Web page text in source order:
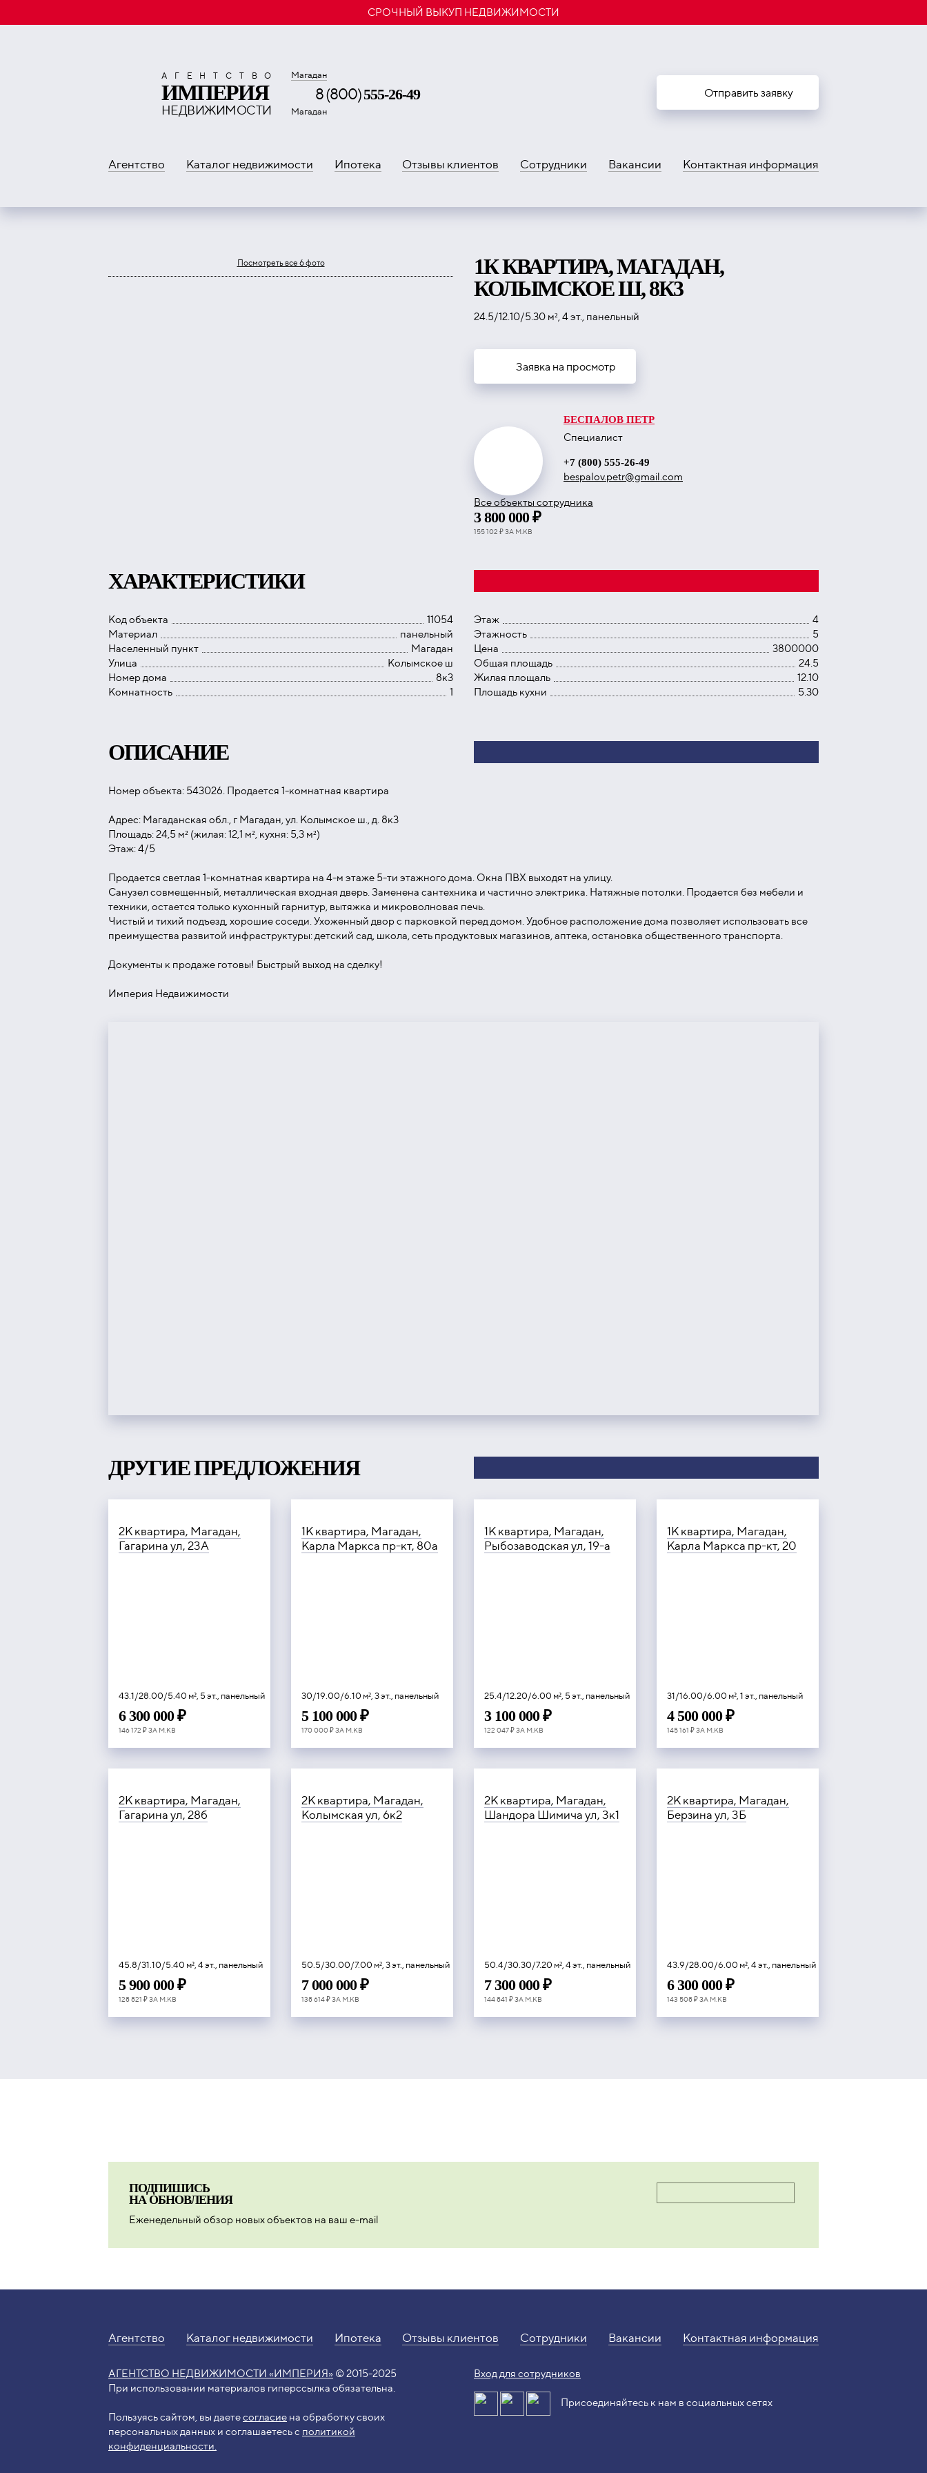
СРОЧНЫЙ ВЫКУП НЕДВИЖИМОСТИ
АГЕНТСТВО
ИМПЕРИЯ
НЕДВИЖИМОСТИ
Магадан
8 (800)555-26-49
Магадан
Отправить заявку
Агентство Каталог недвижимости Ипотека Отзывы клиентов Сотрудники Вакансии Контактная информация
Посмотреть все 6 фото
1К КВАРТИРА, МАГАДАН,
КОЛЫМСКОЕ Ш, 8К3
24.5/12.10/5.30 м², 4 эт., панельный
3 800 000 ₽
155 102 ₽ ЗА М.КВ
Заявка на просмотр
БЕСПАЛОВ ПЕТР
Специалист
+7 (800) 555-26-49
bespalov.petr@gmail.com
Все объекты сотрудника
ХАРАКТЕРИСТИКИ
Код объекта
11054
Материал
панельный
Населенный пункт
Магадан
Улица
Колымское ш
Номер дома
8к3
Комнатность
1
Этаж
4
Этажность
5
Цена
3800000
Общая площадь
24.5
Жилая площаль
12.10
Площадь кухни
5.30
ОПИСАНИЕ
Номер объекта: 543026. Продается 1-комнатная квартира
Адрес: Магаданская обл., г Магадан, ул. Колымское ш., д. 8к3
Площадь: 24,5 м² (жилая: 12,1 м², кухня: 5,3 м²)
Этаж: 4/5
Продается светлая 1-комнатная квартира на 4-м этаже 5-ти этажного дома. Окна ПВХ выходят на улицу.
Санузел совмещенный, металлическая входная дверь. Заменена сантехника и частично электрика. Натяжные потолки. Продается без мебели и
техники, остается только кухонный гарнитур, вытяжка и микроволновая печь.
Чистый и тихий подъезд, хорошие соседи. Ухоженный двор с парковкой перед домом. Удобное расположение дома позволяет использовать все
преимущества развитой инфраструктуры: детский сад, школа, сеть продуктовых магазинов, аптека, остановка общественного транспорта.
Документы к продаже готовы! Быстрый выход на сделку!
Империя Недвижимости
ДРУГИЕ ПРЕДЛОЖЕНИЯ
2К квартира, Магадан,
Гагарина ул, 23А
43.1/28.00/5.40 м², 5 эт., панельный
6 300 000 ₽
146 172 ₽ ЗА М.КВ
1К квартира, Магадан,
Карла Маркса пр-кт, 80а
30/19.00/6.10 м², 3 эт., панельный
5 100 000 ₽
170 000 ₽ ЗА М.КВ
1К квартира, Магадан,
Рыбозаводская ул, 19-а
25.4/12.20/6.00 м², 5 эт., панельный
3 100 000 ₽
122 047 ₽ ЗА М.КВ
1К квартира, Магадан,
Карла Маркса пр-кт, 20
31/16.00/6.00 м², 1 эт., панельный
4 500 000 ₽
145 161 ₽ ЗА М.КВ
2К квартира, Магадан,
Гагарина ул, 28б
45.8/31.10/5.40 м², 4 эт., панельный
5 900 000 ₽
128 821 ₽ ЗА М.КВ
2К квартира, Магадан,
Колымская ул, 6к2
50.5/30.00/7.00 м², 3 эт., панельный
7 000 000 ₽
138 614 ₽ ЗА М.КВ
2К квартира, Магадан,
Шандора Шимича ул, 3к1
50.4/30.30/7.20 м², 4 эт., панельный
7 300 000 ₽
144 841 ₽ ЗА М.КВ
2К квартира, Магадан,
Берзина ул, 3Б
43.9/28.00/6.00 м², 4 эт., панельный
6 300 000 ₽
143 508 ₽ ЗА М.КВ
ПОДПИШИСЬ
НА ОБНОВЛЕНИЯ
Еженедельный обзор новых объектов на ваш e-mail
Агентство Каталог недвижимости Ипотека Отзывы клиентов Сотрудники Вакансии Контактная информация
АГЕНТСТВО НЕДВИЖИМОСТИ «ИМПЕРИЯ» © 2015-2025
При использовании материалов гиперссылка обязательна.
Пользуясь сайтом, вы даетесогласие на обработку своих
персональных данных и соглашаетесь с политикой
конфиденциальности.
Вход для сотрудников
Присоединяйтесь к нам в социальных сетях